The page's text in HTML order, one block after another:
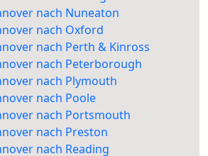
nach Nuneaton
nach Oxford
nach Perth & Kinross
nach Peterborough
nach Plymouth
nach Poole
nach Portsmouth
nach Preston
nach Reading